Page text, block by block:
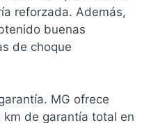
reforzada. Además,
buenas
de choque
MG ofrece
de garantía total en